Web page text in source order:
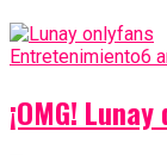
Entretenimiento6
¡OMG!